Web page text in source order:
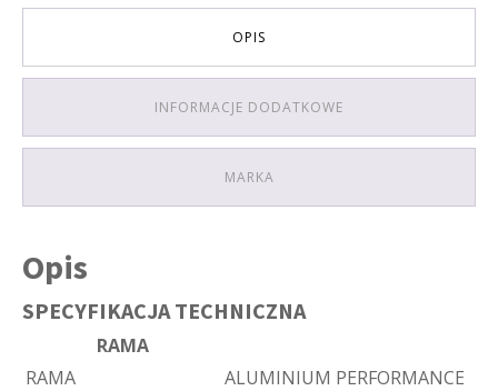
OPIS
INFORMACJE DODATKOWE
MARKA
Opis
SPECYFIKACJA TECHNICZNA
RAMA
RAMA
ALUMINIUM PERFORMANCE